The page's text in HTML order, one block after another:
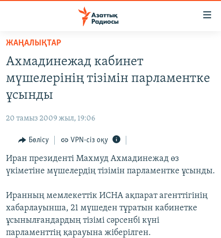
Skip
main
content
main
Search
AZATTYQTV
АДАМ ҚҰҚЫҚТАРЫ
ӘЛЕУМЕТ
ӘЛЕМ
АРНАЙЫ ЖОБАЛАР
Русский
ЖАЗЫЛЫҢЫЗ
ЖАҢАЛЫҚТАР
Ахмадинежад кабинет
мүшелерінің тізімін парламентке
ұсынды
20 тамыз 2009 жыл, 19:06
Бөлісу VPN-сіз оқу
Иран президенті Махмуд Ахмадинежад өз
үкіметіне мүшелердің тізімін парламентке ұсынды.
Иранның мемлекеттік ИСНА ақпарат агенттігінің
хабарлауынша, 21 мүшеден тұратын кабинетке
ұсынылғандардың тізімі сәрсенбі күні
парламенттің қарауына жіберілген.